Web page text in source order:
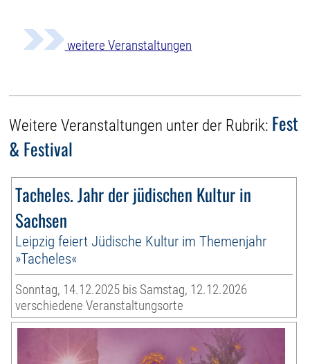
weitere Veranstaltungen
Weitere Veranstaltungen unter der Rubrik: Fest
& Festival
Tacheles. Jahr der jüdischen Kultur in
Sachsen
Leipzig feiert Jüdische Kultur im Themenjahr
»Tacheles«
Sonntag, 14.12.2025 bis Samstag, 12.12.2026
verschiedene Veranstaltungsorte